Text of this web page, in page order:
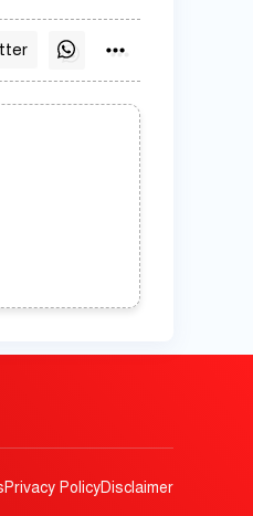
Privacy PolicyDisclaimer